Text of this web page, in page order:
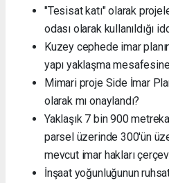
"Tesisat katı" olarak
odası olarak kullanıldığı
Kuzey cephede imar
yapı yaklaşma
Mimari proje Side İmar
olarak mı onaylandı?
Yaklaşık 7 bin 900
parsel üzerinde 300'ün
mevcut imar hakları
İnşaat yoğunluğunun